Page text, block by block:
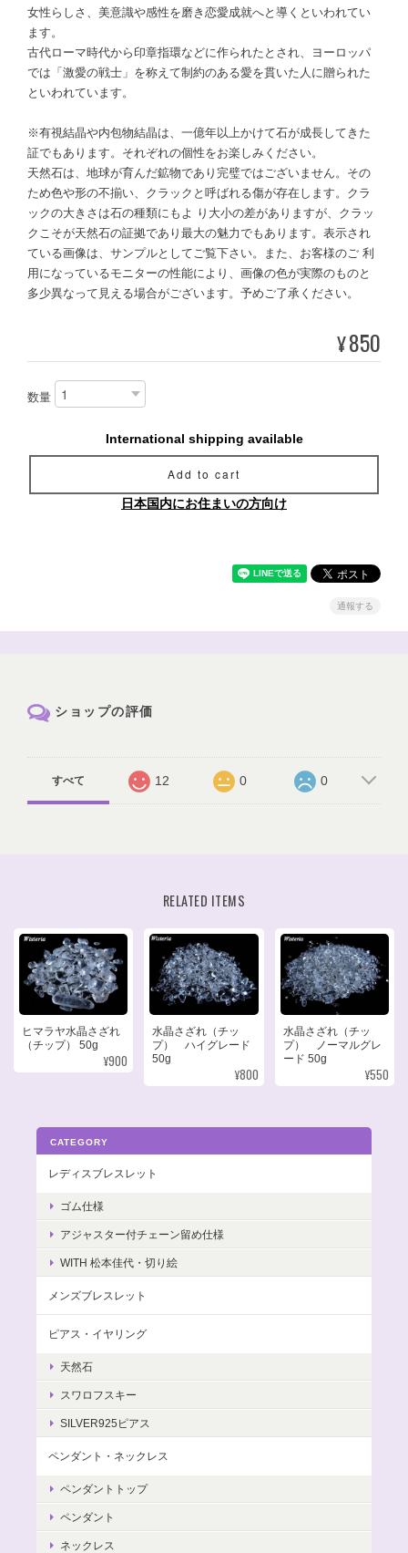
女性らしさ、美意識や感性を磨き恋愛成就へと導くといわれてい
ます。
古代ローマ時代から印章指環などに作られたとされ、ヨーロッパ
では「激愛の戦士」を称えて制約のある愛を貫いた人に贈られた
といわれています。
※有視結晶や内包物結晶は、一億年以上かけて石が成長してきた
証でもあります。それぞれの個性をお楽しみください。
天然石は、地球が育んだ鉱物であり完璧ではございません。その
ため色や形の不揃い、クラックと呼ばれる傷が存在します。クラ
ックの大きさは石の種類にもよ り大小の差がありますが、クラッ
クこそが天然石の証拠であり最大の魅力でもあります。表示され
ている画像は、サンプルとしてご覧下さい。また、お客様のご 利
用になっているモニターの性能により、画像の色が実際のものと
多少異なって見える場合がございます。予めご了承ください。
¥850
数量
International shipping available
Add to cart
日本国内にお住まいの方向け
通報する
ショップの評価
すべて 12 0 0
RELATED ITEMS
ヒマラヤ水晶さざれ
（チップ） 50g
¥900
水晶さざれ（チッ
プ） ハイグレード
50g
¥800
水晶さざれ（チッ
プ） ノーマルグレ
ード 50g
¥550
CATEGORY
レディスブレスレット
ゴム仕様
アジャスター付チェーン留め仕様
WITH 松本佳代・切り絵
メンズブレスレット
ピアス・イヤリング
天然石
スワロフスキー
SILVER925ピアス
ペンダント・ネックレス
ペンダントトップ
ペンダント
ネックレス